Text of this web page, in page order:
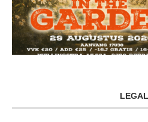
LEGAL